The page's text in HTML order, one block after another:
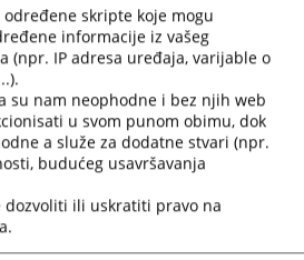
PREGLEDA
skripte koje mogu
informacije iz vašeg
(npr. IP adresa uređaja, varijable o
su nam neophodne i bez njih web
u svom punom obimu, dok
a služe za dodatne stvari (npr.
budućeg usavršavanja
dozvoliti ili uskratiti pravo na